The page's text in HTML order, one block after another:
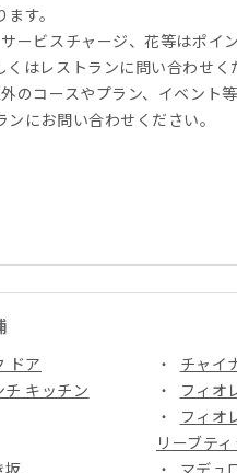
す。
ービスチャージ、花等はポイ
くはレストランに問い合わせく
のコースやプラン、イベント
ンにお問い合わせください。
ドア
チ キッチン
坂
チャイ
フィオ
フィオ
リーブティ
マデュ